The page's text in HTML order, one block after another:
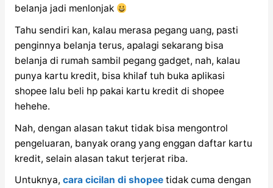
belanja jadi menlonjak
Tahu sendiri kan, kalau merasa pegang uang, pasti
penginnya belanja terus, apalagi sekarang bisa
belanja di rumah sambil pegang gadget, nah, kalau
punya kartu kredit, bisa khilaf tuh buka aplikasi
shopee lalu beli hp pakai kartu kredit di shopee
hehehe.
Nah, dengan alasan takut tidak bisa mengontrol
pengeluaran, banyak orang yang enggan daftar kartu
kredit, selain alasan takut terjerat riba.
Untuknya, cara cicilan di shopee tidak cuma dengan